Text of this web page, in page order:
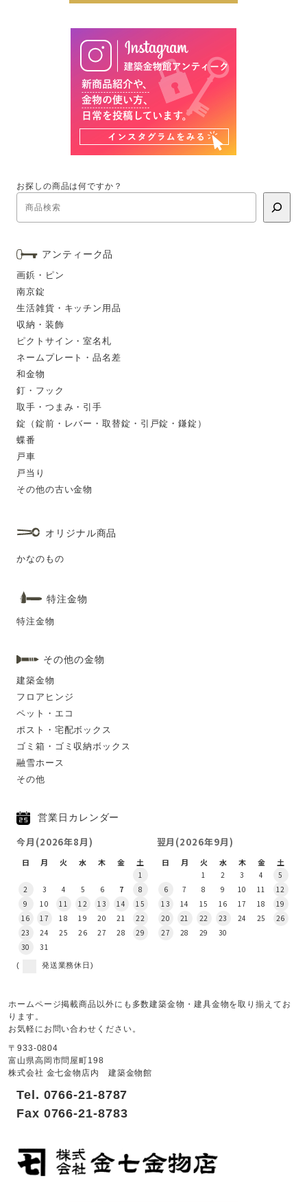
お探しの商品は何ですか？
アンティーク品
画鋲・ピン
南京錠
生活雑貨・キッチン用品
収納・装飾
ピクトサイン・室名札
ネームプレート・品名差
和金物
釘・フック
取手・つまみ・引手
錠（錠前・レバー・取替錠・引戸錠・鎌錠）
蝶番
戸車
戸当り
その他の古い金物
オリジナル商品
かなのもの
特注金物
特注金物
その他の金物
建築金物
フロアヒンジ
ペット・エコ
ポスト・宅配ボックス
ゴミ箱・ゴミ収納ボックス
融雪ホース
その他
営業日カレンダー
今月(2026年8月)
日 月 火 水 木 金 土
1
2
3 4 5 6 7
8
9
10 11 12 13 14
15
16
17 18 19 20 21
22
23
24 25 26 27 28
29
30
31
翌月(2026年9月)
日 月 火 水 木 金 土
1 2 3 4
5
6
7 8 9 10 11
12
13
14 15 16 17 18
19
20
21 22 23 24 25
26
27
28 29 30
( 発送業務休日)
ホームページ掲載商品以外にも多数建築金物・建具金物を取り揃えてお
ります。
お気軽にお問い合わせください。
〒933-0804
富山県高岡市問屋町198
株式会社 金七金物店内 建築金物館
Tel. 0766-21-8787
Fax 0766-21-8783